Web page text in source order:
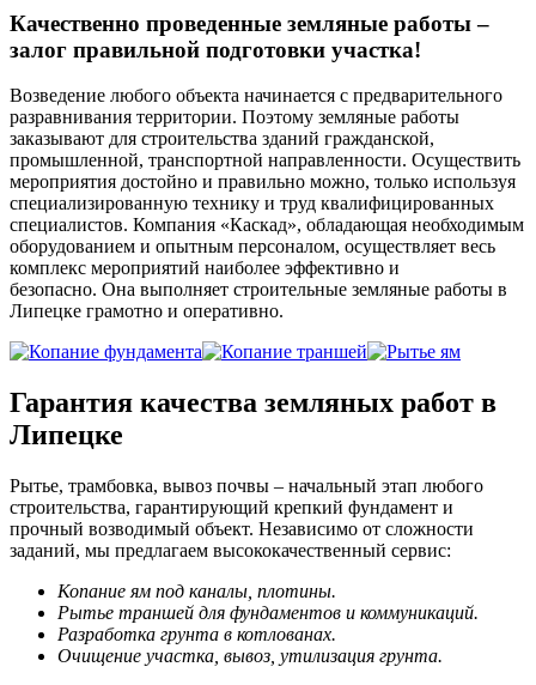
Качественно проведенные земляные работы –
залог правильной подготовки участка!
Возведение любого объекта начинается с предварительного
разравнивания территории. Поэтому земляные работы
заказывают для строительства зданий гражданской,
промышленной, транспортной направленности. Осуществить
мероприятия достойно и правильно можно, только используя
специализированную технику и труд квалифицированных
специалистов. Компания «Каскад», обладающая необходимым
оборудованием и опытным персоналом, осуществляет весь
комплекс мероприятий наиболее эффективно и
безопасно. Она выполняет строительные земляные работы в
Липецке грамотно и оперативно.
Гарантия качества земляных работ в
Липецке
Рытье, трамбовка, вывоз почвы – начальный этап любого
строительства, гарантирующий крепкий фундамент и
прочный возводимый объект. Независимо от сложности
заданий, мы предлагаем высококачественный сервис:
Копание ям под каналы, плотины.
Рытье траншей для фундаментов и коммуникаций.
Разработка грунта в котлованах.
Очищение участка, вывоз, утилизация грунта.